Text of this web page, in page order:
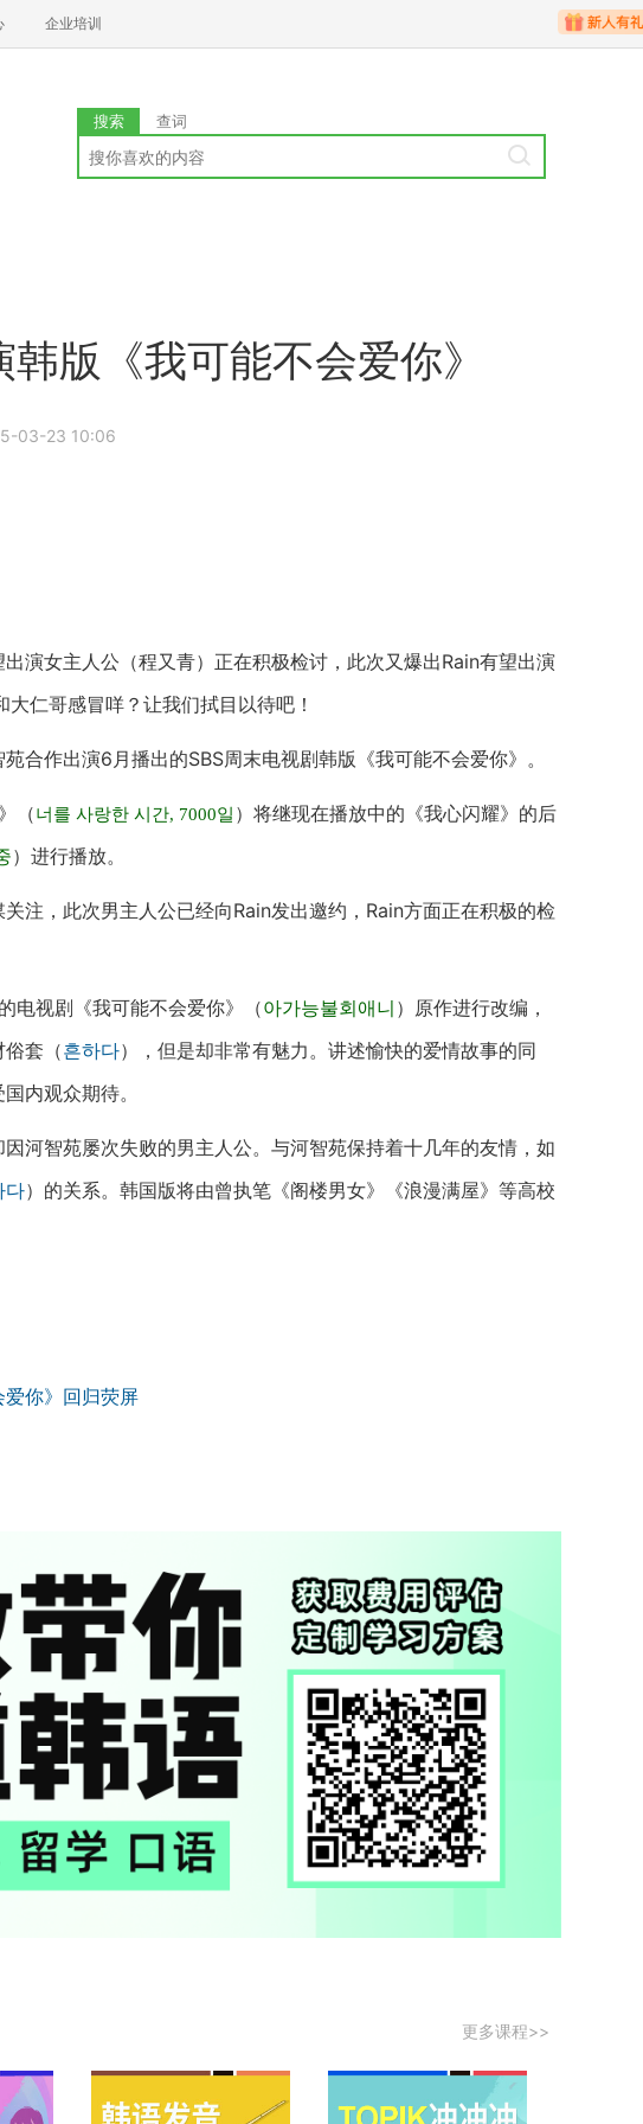
企业培训
搜索 查词
版《我可能不会爱你》
03-23 10:06
演女主人公（程又青）正在积极检讨，此次又爆出Rain有望出演
仁哥感冒咩？让我们拭目以待吧！
苑合作出演6月播出的SBS周末电视剧韩版《我可能不会爱你》。
（너를 사랑한 시간, 7000일 ）将继现在播放中的《我心闪耀》的后
）进行播放。
注，此次男主人公已经向Rain发出邀约，Rain方面正在积极的检
电视剧《我可能不会爱你》（아가능불회애니 ）原作进行改编，
套（흔하다），但是却非常有魅力。讲述愉快的爱情故事的同
内观众期待。
河智苑屡次失败的男主人公。与河智苑保持着十几年的友情，如
다）的关系。韩国版将由曾执笔《阁楼男女》《浪漫满屋》等高校
爱你》回归荧屏
更多课程>>